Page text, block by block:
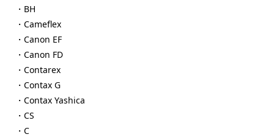
・BH
・Cameflex
・Canon EF
・Canon FD
・Contarex
・Contax G
・Contax Yashica
・CS
・C